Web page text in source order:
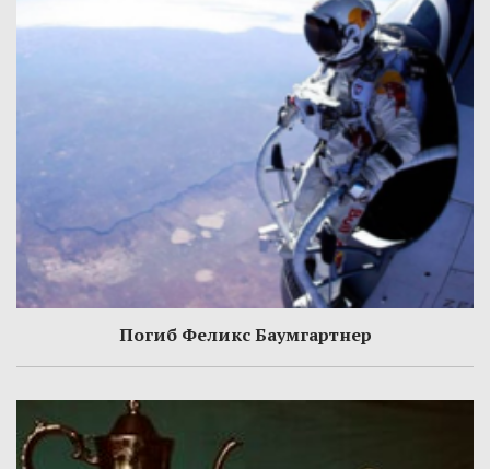
Погиб Феликс Баумгартнер